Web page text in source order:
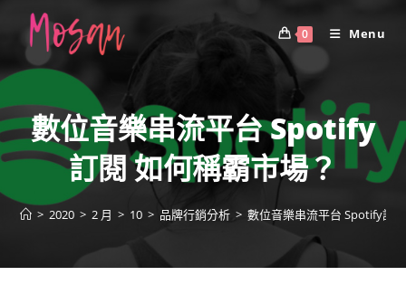
content
0 Menu
數位音樂串流平台 Spotify
訂閱 如何稱霸市場？
> 2020 > 2 月 > 10 > 品牌行銷分析 > 數位音樂串流平台 Spotify訂